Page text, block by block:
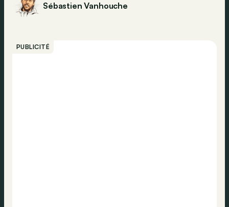
Sébastien Vanhouche
PUBLICITÉ